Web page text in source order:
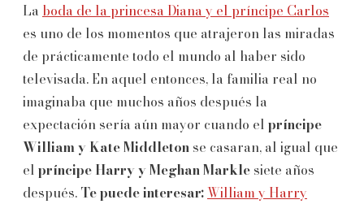
La boda de la princesa Diana y el príncipe Carlos
es uno de los momentos que atrajeron las miradas
de prácticamente todo el mundo al haber sido
televisada. En aquel entonces, la familia real no
imaginaba que muchos años después la
expectación sería aún mayor cuando el príncipe
William y Kate Middleton se casaran, al igual que
el príncipe Harry y Meghan Markle siete años
después. Te puede interesar:William y Harry